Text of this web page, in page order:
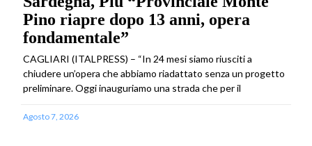
Pino riapre dopo 13 anni, opera
fondamentale”
CAGLIARI (ITALPRESS) – “In 24 mesi siamo riusciti a
chiudere un’opera che abbiamo riadattato senza un progetto
preliminare. Oggi inauguriamo una strada che per il
Agosto 7, 2026